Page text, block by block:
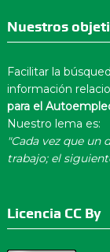
Nuestros
Facilitar la
información
para el
Nuestro lema es:
"Cada vez que un
trabajo; el
Licencia CC By